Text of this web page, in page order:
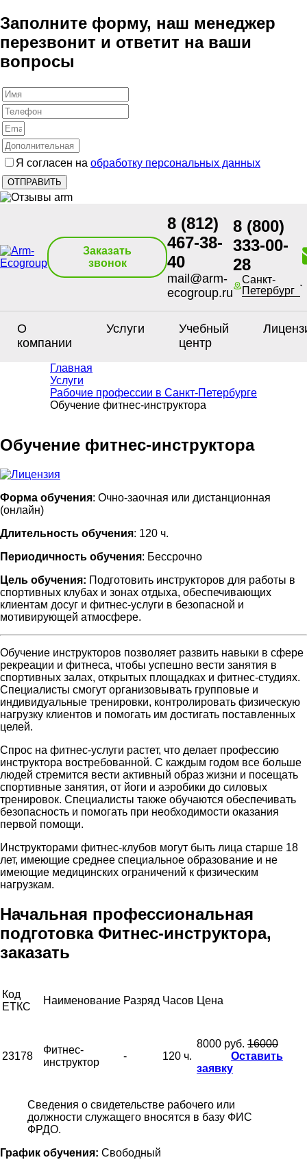
Заполните форму, наш менеджер
перезвонит и ответит на ваши
вопросы
Я согласен на обработку персональных данных
Заказать
звонок
8 (812)
467-38-
40
mail@arm-
ecogroup.ru
8 (800)
333-00-
28
Санкт-
Петербург
О
компании
Услуги
Учебный
центр
Главная
Услуги
Рабочие профессии в Санкт-Петербурге
Обучение фитнес-инструктора
Обучение фитнес-инструктора
Форма обучения: Очно-заочная или дистанционная
(онлайн)
Длительность обучения: 120 ч.
Периодичность обучения: Бессрочно
Цель обучения: Подготовить инструкторов для работы в
спортивных клубах и зонах отдыха, обеспечивающих
клиентам досуг и фитнес-услуги в безопасной и
мотивирующей атмосфере.
Обучение инструкторов позволяет развить навыки в сфере
рекреации и фитнеса, чтобы успешно вести занятия в
спортивных залах, открытых площадках и фитнес-студиях.
Специалисты смогут организовывать групповые и
индивидуальные тренировки, контролировать физическую
нагрузку клиентов и помогать им достигать поставленных
целей.
Спрос на фитнес-услуги растет, что делает профессию
инструктора востребованной. С каждым годом все больше
людей стремится вести активный образ жизни и посещать
спортивные занятия, от йоги и аэробики до силовых
тренировок. Специалисты также обучаются обеспечивать
безопасность и помогать при необходимости оказания
первой помощи.
Инструкторами фитнес-клубов могут быть лица старше 18
лет, имеющие среднее специальное образование и не
имеющие медицинских ограничений к физическим
нагрузкам.
Начальная профессиональная
подготовка Фитнес-инструктора,
заказать
Код
ЕТКС
Наименование Разряд Часов Цена
23178
Фитнес-
инструктор
- 120 ч.
8000 руб. 16000
Оставить
заявку
Сведения о свидетельстве рабочего или
должности служащего вносятся в базу ФИС
ФРДО.
График обучения: Свободный